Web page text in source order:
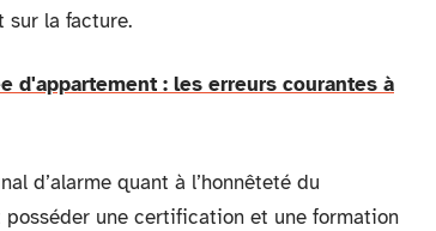
sur la facture.
d'appartement : les erreurs courantes à
d’alarme quant à l’honnêteté du
une certification et une formation